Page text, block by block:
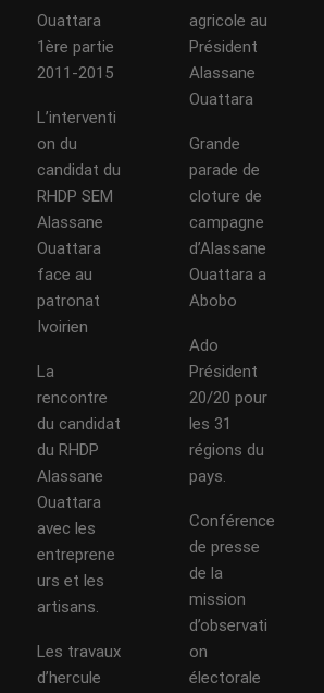
Ouattara
1ère partie
2011-2015
L’interventi
on du
candidat du
RHDP SEM
Alassane
Ouattara
face au
patronat
Ivoirien
La
rencontre
du candidat
du RHDP
Alassane
Ouattara
avec les
entreprene
urs et les
artisans.
Les travaux
d’hercule
agricole au
Président
Alassane
Ouattara
Grande
parade de
cloture de
campagne
d’Alassane
Ouattara a
Abobo
Ado
Président
20/20 pour
les 31
régions du
pays.
Conférence
de presse
de la
mission
d’observati
on
électorale